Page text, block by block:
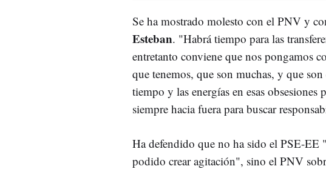
Se ha mostrado molesto con el PNV y
Esteban. "Habrá tiempo para las
entretanto conviene que nos pongamos
que tenemos, que son muchas, y que
tiempo y las energías en esas obsesiones
siempre hacia fuera para buscar
Ha defendido que no ha sido el PSE-EE
podido crear agitación", sino el PNV